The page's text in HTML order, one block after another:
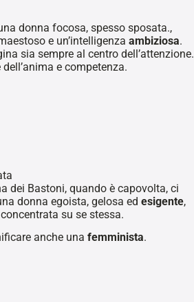
donna focosa, spesso sposata.,
e un’intelligenza ambiziosa.
sia sempre al centro dell’attenzione.
e competenza.
dei Bastoni, quando è capovolta, ci
donna egoista, gelosa edesigente,
su se stessa.
anche unafemminista.